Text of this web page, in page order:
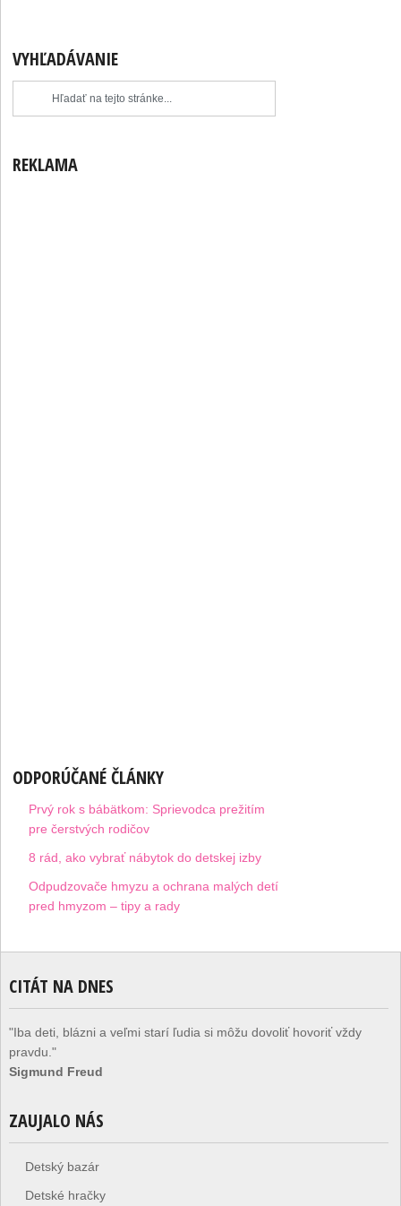
VYHĽADÁVANIE
REKLAMA
ODPORÚČANÉ ČLÁNKY
Prvý rok s bábätkom: Sprievodca prežitím
pre čerstvých rodičov
8 rád, ako vybrať nábytok do detskej izby
Odpudzovače hmyzu a ochrana malých detí
pred hmyzom – tipy a rady
CITÁT NA DNES
"Iba deti, blázni a veľmi starí ľudia si môžu dovoliť hovoriť vždy
pravdu."
Sigmund Freud
ZAUJALO NÁS
Detský bazár
Detské hračky